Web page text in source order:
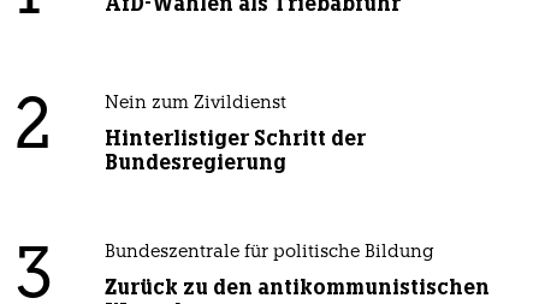
2 Nein zum Zivildienst
Hinterlistiger Schritt der
Bundesregierung
3 Bundeszentrale für politische Bildung
Zurück zu den antikommunistischen